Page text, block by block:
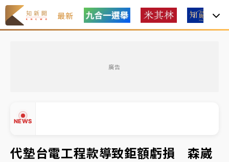
最新
廣告
NEWS
處置制度大變革！ 證交所今起縮短股票「關禁閉」天
數與撮合時間
才續任就飛美國大學面試 清大校長高為元致歉：機會
到來時引起我的好奇
代墊台電工程款導致鉅額虧損 森崴